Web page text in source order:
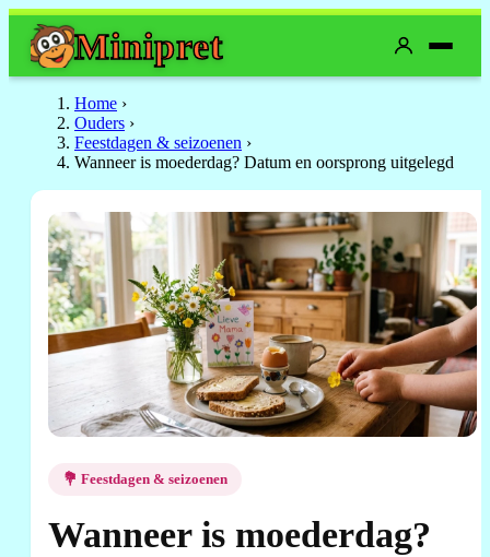
Minipret
Home ›
Ouders ›
Feestdagen & seizoenen ›
Wanneer is moederdag? Datum en oorsprong uitgelegd
💐 Feestdagen & seizoenen
Wanneer is moederdag?